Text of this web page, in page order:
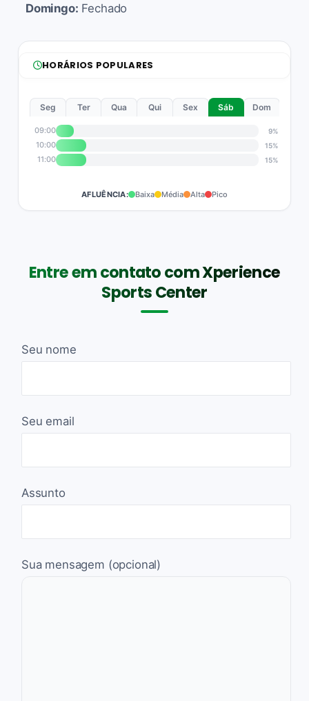
Domingo: Fechado
HORÁRIOS POPULARES
Seg Ter Qua Qui Sex Sáb Dom
09:00 9%
10:00 15%
11:00 15%
AFLUÊNCIA: Baixa Média Alta Pico
Entre em contato com Xperience
Sports Center
Seu nome
Seu email
Assunto
Sua mensagem (opcional)